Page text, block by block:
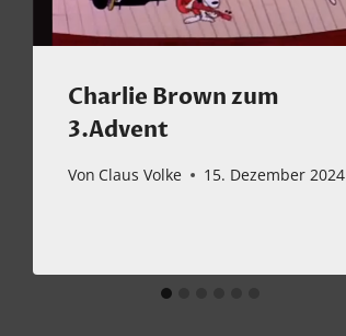
Charlie Brown zum
3.Advent
Von Claus Volke 15. Dezember 2024